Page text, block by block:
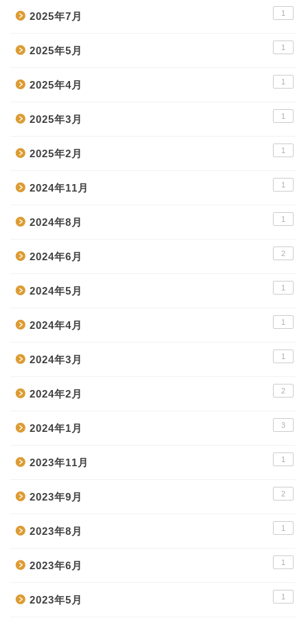
2025年7月 1
2025年5月 1
2025年4月 1
2025年3月 1
2025年2月 1
2024年11月 1
2024年8月 1
2024年6月 2
2024年5月 1
2024年4月 1
2024年3月 1
2024年2月 2
2024年1月 3
2023年11月 1
2023年9月 2
2023年8月 1
2023年6月 1
2023年5月 1